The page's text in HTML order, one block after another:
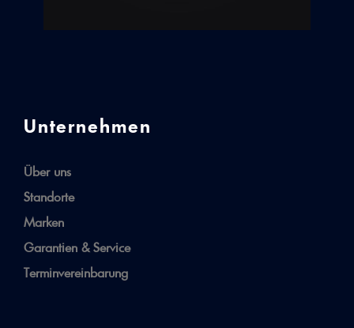
Unternehmen
Über uns
Standorte
Marken
Garantien & Service
Terminvereinbarung